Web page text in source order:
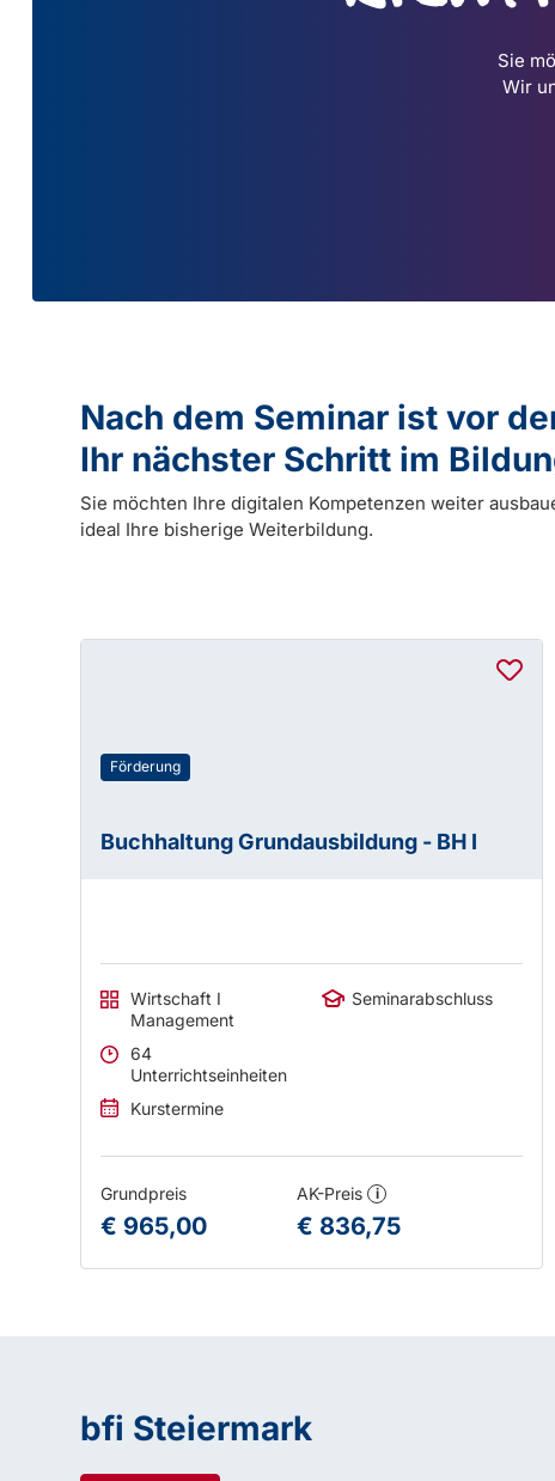
Sie
Wir
Nach dem Seminar ist vor
Ihr nächster Schritt im
Sie möchten Ihre digitalen Kompetenzen weiter
ideal Ihre bisherige Weiterbildung.
Förderung
Buchhaltung Grundausbildung - BH I
Wirtschaft I
Management
64
Unterrichtseinheiten
Kurstermine
Seminarabschluss
Grundpreis
€ 965,00
AK-Preis i
€ 836,75
bfi Steiermark